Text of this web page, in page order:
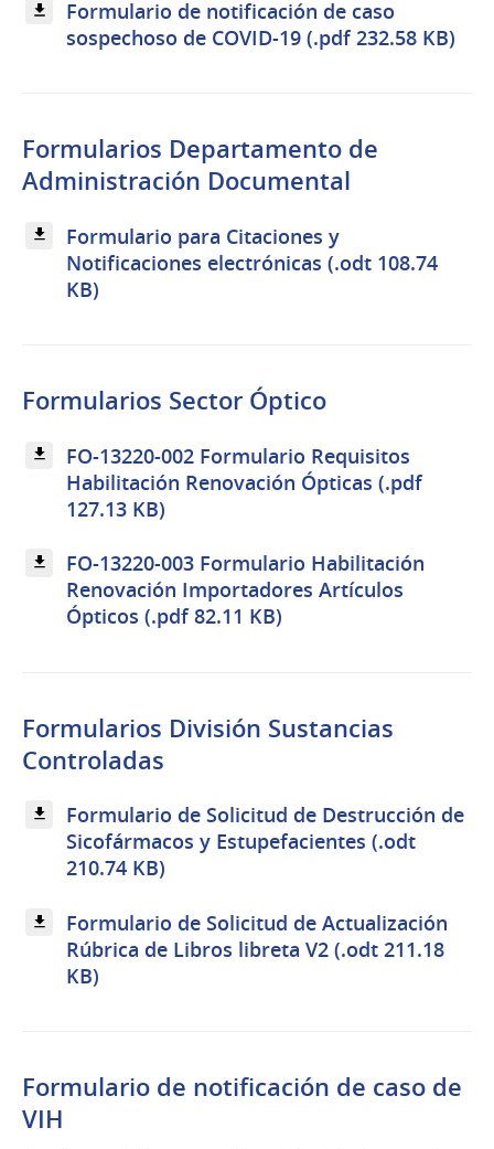
Formulario de notificación de caso
sospechoso de COVID-19 (.pdf 232.58 KB)
Formularios Departamento de
Administración Documental
Formulario para Citaciones y
Notificaciones electrónicas (.odt 108.74
KB)
Formularios Sector Óptico
FO-13220-002 Formulario Requisitos
Habilitación Renovación Ópticas (.pdf
127.13 KB)
FO-13220-003 Formulario Habilitación
Renovación Importadores Artículos
Ópticos (.pdf 82.11 KB)
Formularios División Sustancias
Controladas
Formulario de Solicitud de Destrucción de
Sicofármacos y Estupefacientes (.odt
210.74 KB)
Formulario de Solicitud de Actualización
Rúbrica de Libros libreta V2 (.odt 211.18
KB)
Formulario de notificación de caso de
VIH